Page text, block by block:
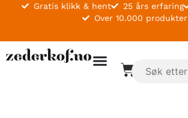
Gratis klikk & hent 25 års erfaring
Over 10.000 produkter